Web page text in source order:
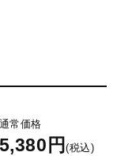
通常価格
5,380円(税込)